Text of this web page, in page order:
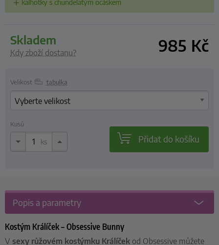
kalhotky s chundelatým ocáskem
skladem
Kdy zboží dostanu? 985 Kč
Velikost tabulka
Kusů
ks Přidat do košíku
Popis a parametry
Kostým Králíček – Obsessive Bunny
V sexy růžovém kostýmku Králíček od Obsessive můžete